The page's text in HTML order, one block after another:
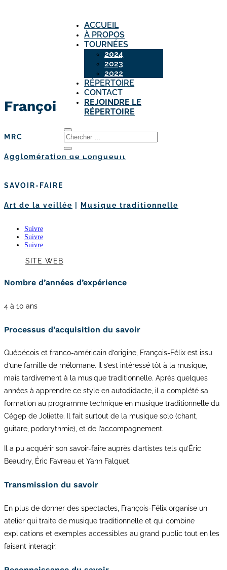
ACCUEIL
À PROPOS
TOURNÉES
2024
2023
2022
RÉPERTOIRE
CONTACT
REJOINDRE LE
RÉPERTOIRE
François-Félix Roy
MRC
Agglomération de Longueuil
SAVOIR-FAIRE
Art de la veillée Musique traditionnelle
Suivre
Suivre
Suivre
SITE WEB
Nombre d’années d’expérience
4 à 10 ans
Processus d’acquisition du savoir
Québécois et franco-américain d’origine, François-Félix est issu
d’une famille de mélomane. Il s’est intéressé tôt à la musique,
mais tardivement à la musique traditionnelle. Après quelques
années à apprendre ce style en autodidacte, il a complété sa
formation au programme technique en musique traditionnelle du
Cégep de Joliette. Il fait surtout de la musique solo (chant,
guitare, podorythmie), et de l’accompagnement.
Il a pu acquérir son savoir-faire auprès d’artistes tels qu’Éric
Beaudry, Éric Favreau et Yann Falquet.
Transmission du savoir
En plus de donner des spectacles, François-Félix organise un
atelier qui traite de musique traditionnelle et qui combine
explications et exemples accessibles au grand public tout en les
faisant interagir.